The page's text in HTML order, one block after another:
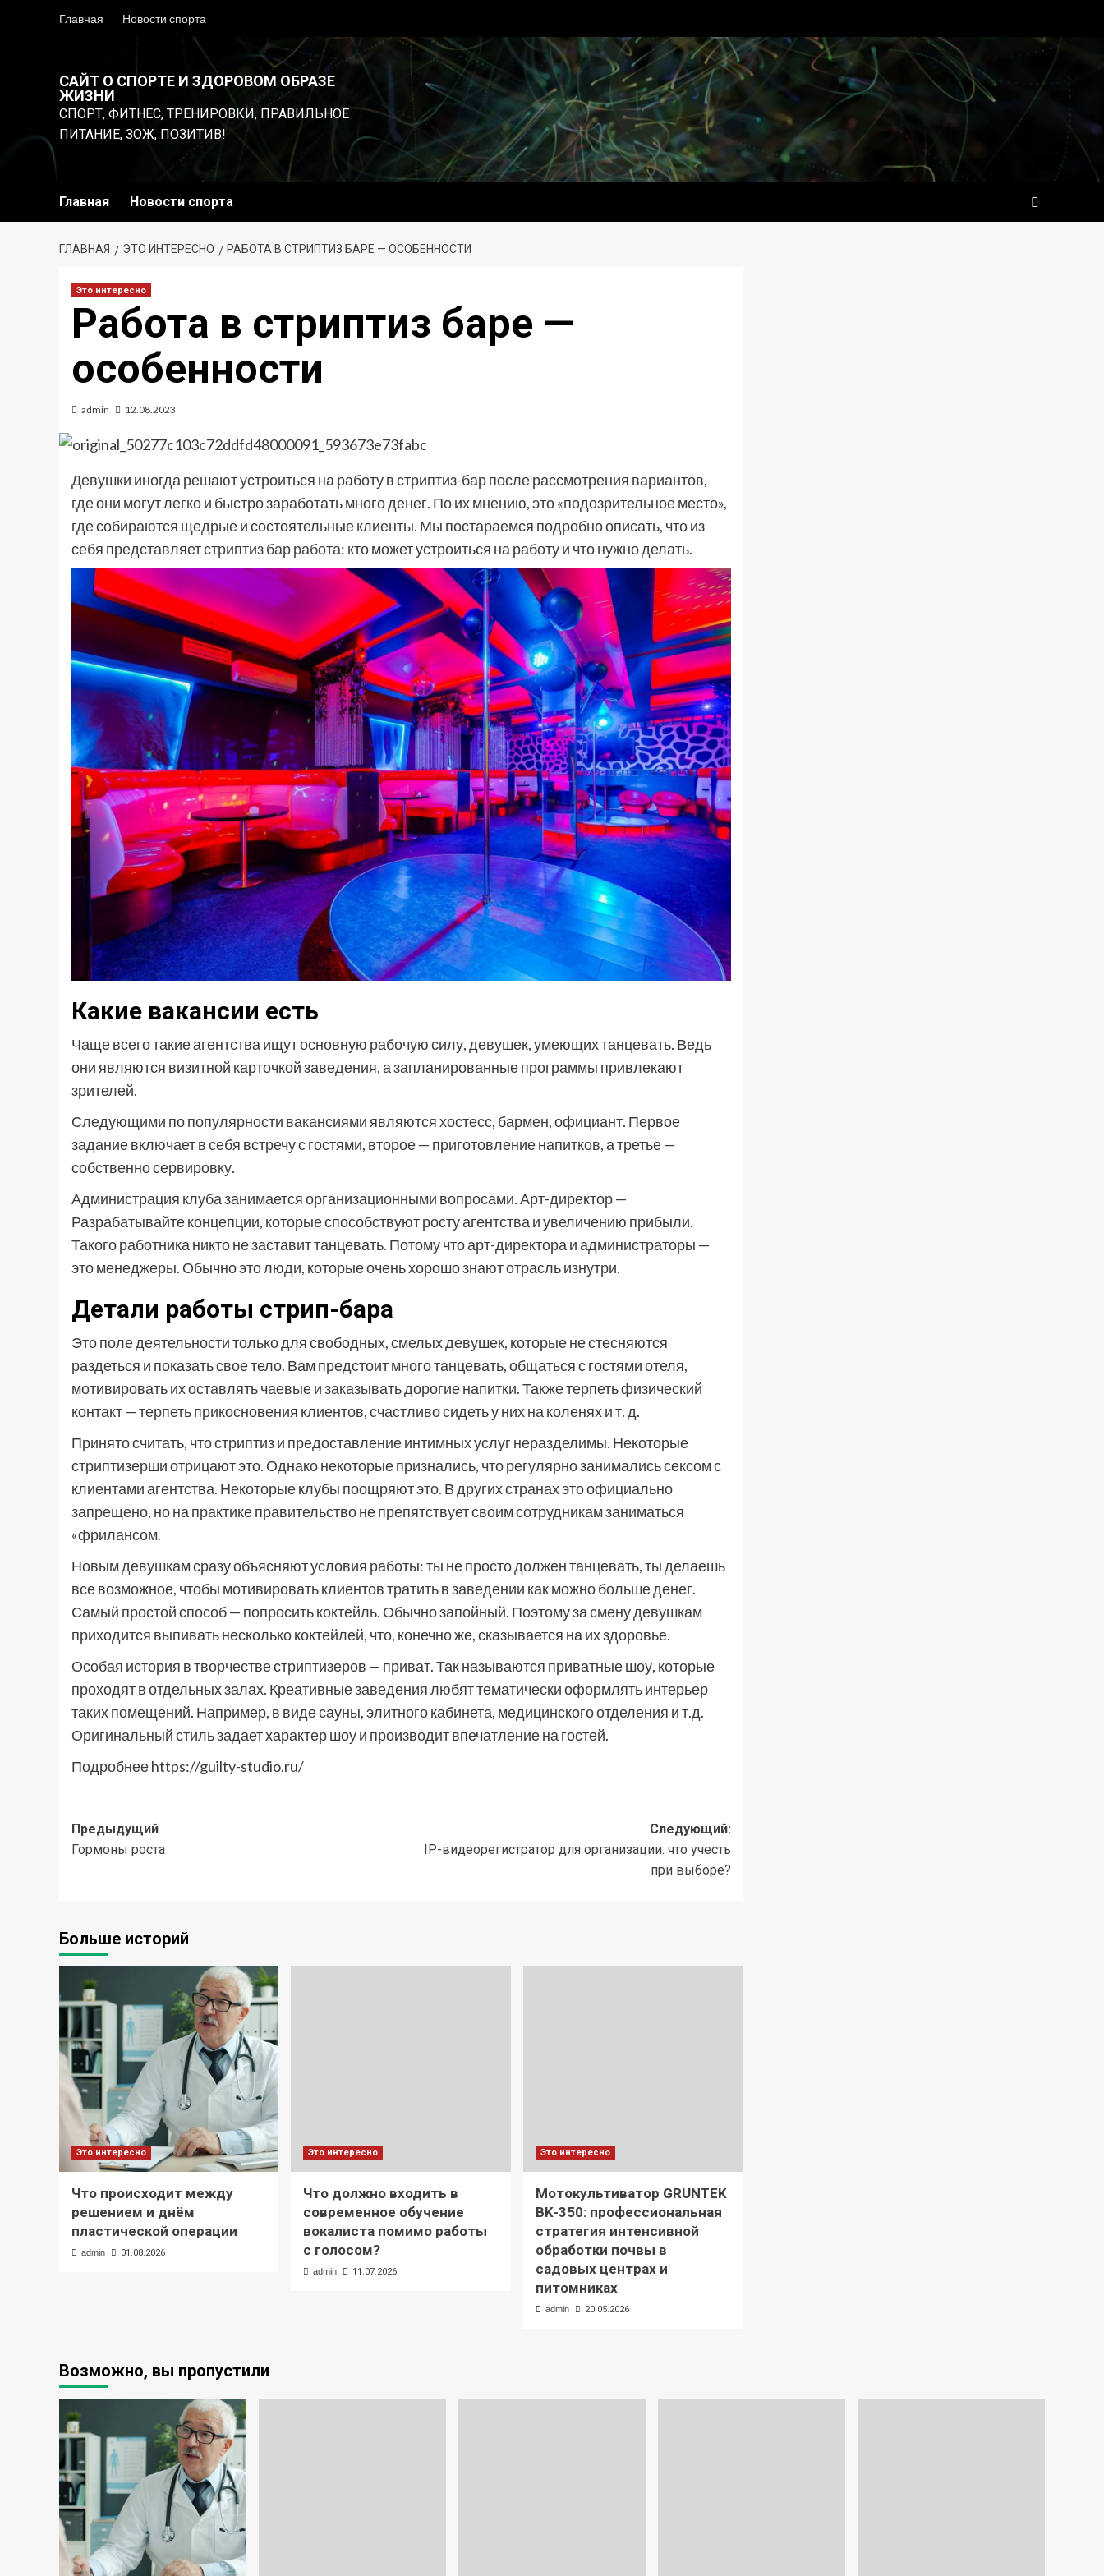
Главная Новости спорта
САЙТ О СПОРТЕ И ЗДОРОВОМ ОБРАЗЕ
ЖИЗНИ
СПОРТ, ФИТНЕС, ТРЕНИРОВКИ, ПРАВИЛЬНОЕ
ПИТАНИЕ, ЗОЖ, ПОЗИТИВ!
Главная Новости спорта
ГЛАВНАЯ ЭТО ИНТЕРЕСНО РАБОТА В СТРИПТИЗ БАРЕ — ОСОБЕННОСТИ
Это интересно
Работа в стриптиз баре —
особенности
admin 12.08.2023
Девушки иногда решают устроиться на работу в стриптиз-бар после рассмотрения вариантов,
где они могут легко и быстро заработать много денег. По их мнению, это «подозрительное место»,
где собираются щедрые и состоятельные клиенты. Мы постараемся подробно описать, что из
себя представляетстриптиз бар работа: кто может устроиться на работу и что нужно делать.
Какие вакансии есть
Чаще всего такие агентства ищут основную рабочую силу, девушек, умеющих танцевать. Ведь
они являются визитной карточкой заведения, а запланированные программы привлекают
зрителей.
Следующими по популярности вакансиями являются хостесс, бармен, официант. Первое
задание включает в себя встречу с гостями, второе — приготовление напитков, а третье —
собственно сервировку.
Администрация клуба занимается организационными вопросами. Арт-директор —
Разрабатывайте концепции, которые способствуют росту агентства и увеличению прибыли.
Такого работника никто не заставит танцевать. Потому что арт-директора и администраторы —
это менеджеры. Обычно это люди, которые очень хорошо знают отрасль изнутри.
Детали работы стрип-бара
Это поле деятельности только для свободных, смелых девушек, которые не стесняются
раздеться и показать свое тело. Вам предстоит много танцевать, общаться с гостями отеля,
мотивировать их оставлять чаевые и заказывать дорогие напитки. Также терпеть физический
контакт — терпеть прикосновения клиентов, счастливо сидеть у них на коленях и т. д.
Принято считать, что стриптиз и предоставление интимных услуг неразделимы. Некоторые
стриптизерши отрицают это. Однако некоторые признались, что регулярно занимались сексом с
клиентами агентства. Некоторые клубы поощряют это. В других странах это официально
запрещено, но на практике правительство не препятствует своим сотрудникам заниматься
«фрилансом.
Новым девушкам сразу объясняют условия работы: ты не просто должен танцевать, ты делаешь
все возможное, чтобы мотивировать клиентов тратить в заведении как можно больше денег.
Самый простой способ — попросить коктейль. Обычно запойный. Поэтому за смену девушкам
приходится выпивать несколько коктейлей, что, конечно же, сказывается на их здоровье.
Особая история в творчестве стриптизеров — приват. Так называются приватные шоу, которые
проходят в отдельных залах. Креативные заведения любят тематически оформлять интерьер
таких помещений. Например, в виде сауны, элитного кабинета, медицинского отделения и т.д.
Оригинальный стиль задает характер шоу и производит впечатление на гостей.
Подробнее https://guilty-studio.ru/
Навигация
записи
Предыдущий
Гормоны роста
Следующий:
IP-видеорегистратор для организации: что учесть
при выборе?
Больше историй
Это интересно
Что происходит между
решением и днём
пластической операции
admin 01.08.2026
Это интересно
Что должно входить в
современное обучение
вокалиста помимо работы
с голосом?
admin 11.07.2026
Это интересно
Мотокультиватор GRUNTEK
BK-350: профессиональная
стратегия интенсивной
обработки почвы в
садовых центрах и
питомниках
admin 20.05.2026
Возможно, вы пропустили